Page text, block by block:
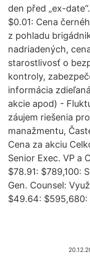
den před „ex-
$0.01: Cena
z pohladu
nadriadených,
starostlivosť o
kontroly,
informácia
akcie apod) -
záujem riešenia
manažmentu,
Cena za akciu
Senior Exec. VP a
$78.91: $789,100:
Gen. Counsel:
$49.64: $595,680: